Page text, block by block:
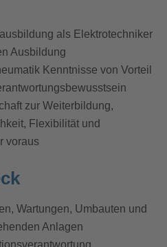
als Elektrotechniker
Ausbildung
Kenntnisse von Vorteil
zur Weiterbildung,
Flexibilität und
voraus
Wartungen, Umbauten und
Anlagen